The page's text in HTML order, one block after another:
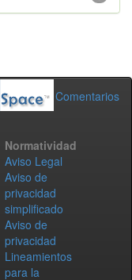
Comentarios
Normatividad
Aviso Legal
Aviso de
privacidad
simplificado
Aviso de
privacidad
Lineamientos
para la